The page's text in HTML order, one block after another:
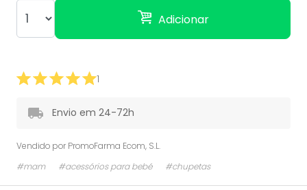
Adicionar
1
Envio em 24-72h
Vendido por PromoFarma Ecom, S.L.
#mam
#acessórios para bebé #chupetas